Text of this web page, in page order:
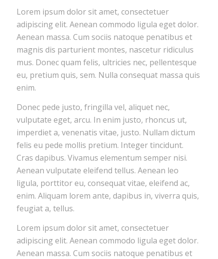
Lorem ipsum dolor sit amet, consectetuer
adipiscing elit. Aenean commodo ligula eget dolor.
Aenean massa. Cum sociis natoque penatibus et
magnis dis parturient montes, nascetur ridiculus
mus. Donec quam felis, ultricies nec, pellentesque
eu, pretium quis, sem. Nulla consequat massa quis
enim.
Donec pede justo, fringilla vel, aliquet nec,
vulputate eget, arcu. In enim justo, rhoncus ut,
imperdiet a, venenatis vitae, justo. Nullam dictum
felis eu pede mollis pretium. Integer tincidunt.
Cras dapibus. Vivamus elementum semper nisi.
Aenean vulputate eleifend tellus. Aenean leo
ligula, porttitor eu, consequat vitae, eleifend ac,
enim. Aliquam lorem ante, dapibus in, viverra quis,
feugiat a, tellus.
Lorem ipsum dolor sit amet, consectetuer
adipiscing elit. Aenean commodo ligula eget dolor.
Aenean massa. Cum sociis natoque penatibus et